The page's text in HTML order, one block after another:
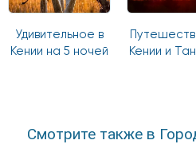
Удивительное в
Кении на 5 ночей
Кении и
Смотрите также в